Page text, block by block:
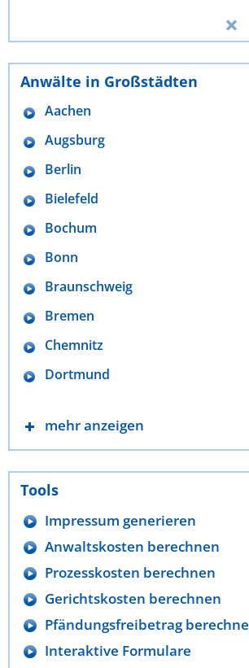
Anwälte in Großstädten
Aachen
Augsburg
Berlin
Bielefeld
Bochum
Bonn
Braunschweig
Bremen
Chemnitz
Dortmund
mehr anzeigen
Tools
Impressum generieren
Anwaltskosten berechnen
Prozesskosten berechnen
Gerichtskosten berechnen
Pfändungsfreibetrag
Interaktive Formulare